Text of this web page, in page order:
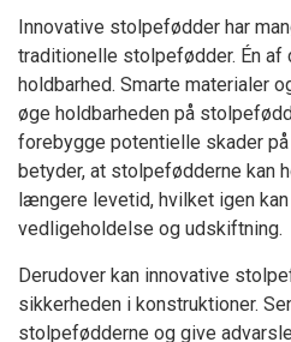
Innovative stolpefødder har
traditionelle stolpefødder. Én
holdbarhed. Smarte materialer
øge holdbarheden på
forebygge potentielle skader
betyder, at stolpefødderne kan
længere levetid, hvilket igen
vedligeholdelse og udskiftning.
Derudover kan innovative
sikkerheden i konstruktioner.
stolpefødderne og give